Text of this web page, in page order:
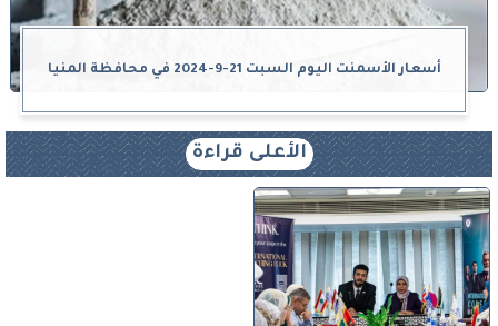
أسعار الأسمنت اليوم السبت 21-9-2024 في محافظة المنيا
الأعلى قراءة